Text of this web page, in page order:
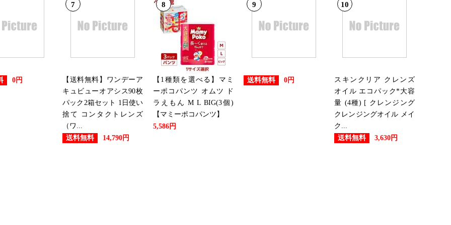
0円
7
【送料無料】ワンデーア
キュビューオアシス90枚
パック2箱セット 1日使い
捨て コンタクトレンズ
（ワ...
送料無料
14,790円
8
【1種類を選べる】マミ
ーポコパンツ オムツ ド
ラえもん M L BIG(3個)
【マミーポコパンツ】
5,586円
9
送料無料 0円
10
スキンクリア クレンズ
オイル エコパック*大容
量 (4種) [ クレンジング
クレンジングオイル メイ
ク...
送料無料
3,630円